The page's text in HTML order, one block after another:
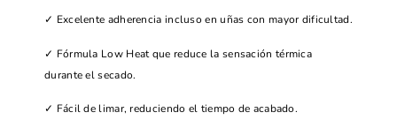
✓ Excelente adherencia incluso en uñas con mayor dificultad.
✓ Fórmula Low Heat que reduce la sensación térmica
durante el secado.
✓ Fácil de limar, reduciendo el tiempo de acabado.